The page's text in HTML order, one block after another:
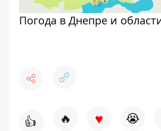
Погода в Днепре и
👍 🔥 ♥ 😭